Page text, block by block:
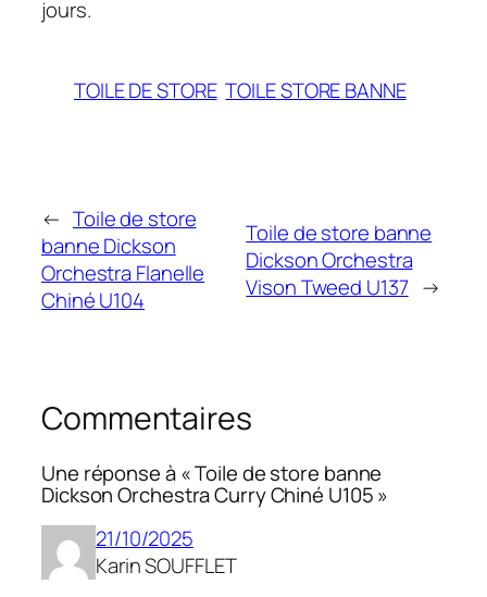
jours.
TOILE DE STORE TOILE STORE BANNE
← Toile de store
banne Dickson
Orchestra Flanelle
Chiné U104
Toile de store banne
Dickson Orchestra
Vison Tweed U137 →
Commentaires
Une réponse à « Toile de store banne
Dickson Orchestra Curry Chiné U105 »
21/10/2025
Karin SOUFFLET